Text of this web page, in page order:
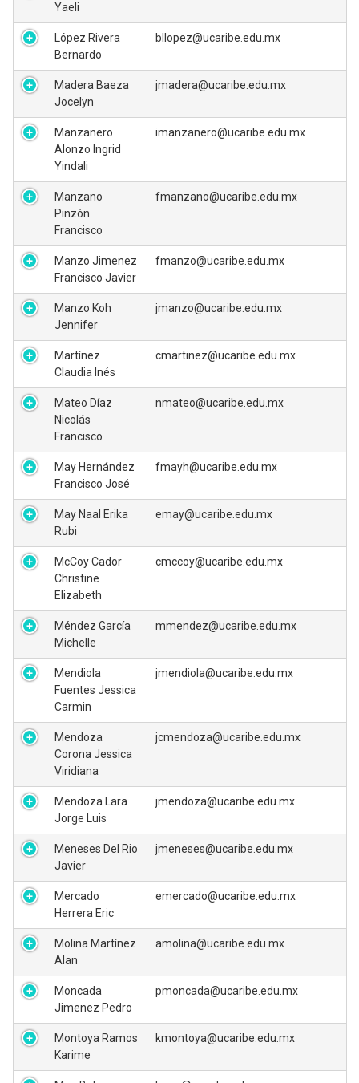
Yaeli
López Rivera
Bernardo
bllopez@ucaribe.edu.mx
Madera Baeza
Jocelyn
jmadera@ucaribe.edu.mx
Manzanero
Alonzo Ingrid
Yindali
imanzanero@ucaribe.edu.mx
Manzano
Pinzón
Francisco
fmanzano@ucaribe.edu.mx
Manzo Jimenez
Francisco Javier
fmanzo@ucaribe.edu.mx
Manzo Koh
Jennifer
jmanzo@ucaribe.edu.mx
Martínez
Claudia Inés
cmartinez@ucaribe.edu.mx
Mateo Díaz
Nicolás
Francisco
nmateo@ucaribe.edu.mx
May Hernández
Francisco José
fmayh@ucaribe.edu.mx
May Naal Erika
Rubi
emay@ucaribe.edu.mx
McCoy Cador
Christine
Elizabeth
cmccoy@ucaribe.edu.mx
Méndez García
Michelle
mmendez@ucaribe.edu.mx
Mendiola
Fuentes Jessica
Carmin
jmendiola@ucaribe.edu.mx
Mendoza
Corona Jessica
Viridiana
jcmendoza@ucaribe.edu.mx
Mendoza Lara
Jorge Luis
jmendoza@ucaribe.edu.mx
Meneses Del Rio
Javier
jmeneses@ucaribe.edu.mx
Mercado
Herrera Eric
emercado@ucaribe.edu.mx
Molina Martínez
Alan
amolina@ucaribe.edu.mx
Moncada
Jimenez Pedro
pmoncada@ucaribe.edu.mx
Montoya Ramos
Karime
kmontoya@ucaribe.edu.mx